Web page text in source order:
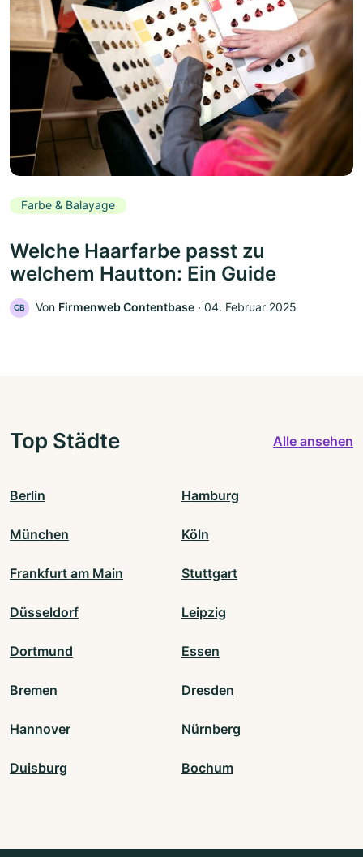
Farbe & Balayage
Welche Haarfarbe passt zu
welchem Hautton: Ein Guide
CB Von Firmenweb Contentbase ‧ 04. Februar 2025
Top Städte Alle ansehen
Berlin Hamburg
München Köln
Frankfurt am Main Stuttgart
Düsseldorf Leipzig
Dortmund Essen
Bremen Dresden
Hannover Nürnberg
Duisburg Bochum